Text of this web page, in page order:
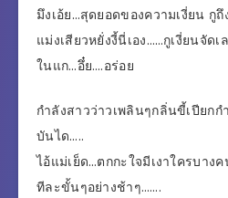
มึงเอ้ย…สุดยอดของความเงี่ยน กู
แม่งเสียวหยั่งงี้นี่เอง……กูเงี่ยนจัดเ
ในแก…อึ๋ย….อร่อย
กำลังสาวว่าวเพลินๆกลิ่นขี้เปียกก
บันได…..
ไอ้แม่เย็ด…ตกกะใจมีเงาใครบาง
ทีละขั้นๆอย่างช้าๆ…….